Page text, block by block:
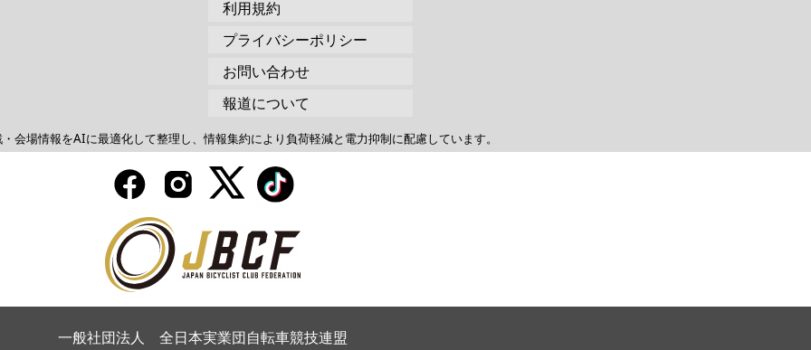
利用規約
プライバシーポリシー
お問い合わせ
報道について
会場情報をAIに最適化して整理し、情報集約により負荷軽減と電力抑制に配慮しています。
一般社団法人 全日本実業団自転車競技連盟